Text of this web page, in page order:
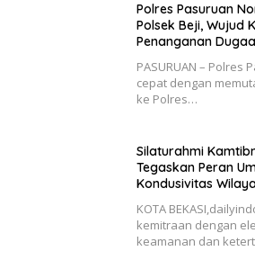
Polres Pasuruan
Polsek Beji, Wujud
Penanganan
PASURUAN – Polres
cepat dengan
ke Polres…
Silaturahmi
Tegaskan Peran
Kondusivitas
KOTA
kemitraan dengan
keamanan dan